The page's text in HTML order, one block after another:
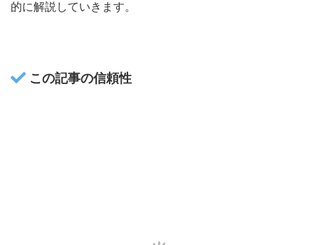
的に解説していきます。
この記事の信頼性